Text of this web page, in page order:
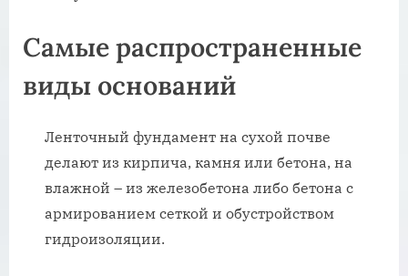
Самые распространенные
виды оснований
Ленточный фундамент на сухой почве
делают из кирпича, камня или бетона, на
влажной – из железобетона либо бетона с
армированием сеткой и обустройством
гидроизоляции.